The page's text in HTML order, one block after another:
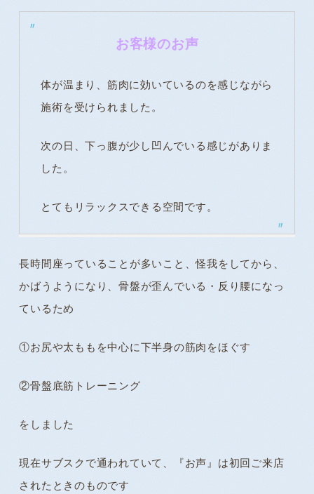
お客様のお声
体が温まり、筋肉に効いているのを感じながら
施術を受けられました。
次の日、下っ腹が少し凹んでいる感じがありま
した。
とてもリラックスできる空間です。
長時間座っていることが多いこと、怪我をしてから、
かばうようになり、骨盤が歪んでいる・反り腰になっ
ているため
①お尻や太ももを中心に下半身の筋肉をほぐす
②骨盤底筋トレーニング
をしました
現在サブスクで通われていて、『お声』は初回ご来店
されたときのものです